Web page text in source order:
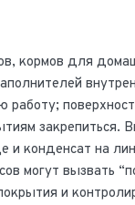
кормов для
закрепиться.
и конденсат на
могут вызвать
и